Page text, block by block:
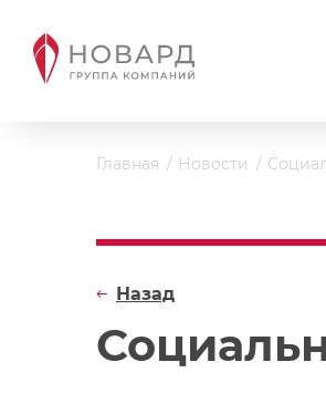
Главная Новости
Назад